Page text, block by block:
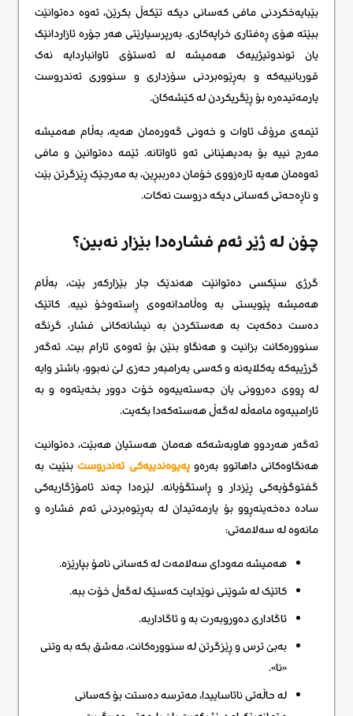
بێبایەخکردنی مافی کەسانی دیکە تێکەڵ بکرێن، ئەوە دەتوانێت
ببێتە هۆی ڕەفتاری خراپەکاری. بەرپرسیارێتی هەر جۆرە ئازاردانێک
یان توندوتیژییەک هەمیشە لە ئەستۆی تاوانباردایە نەک
قوربانییەکە و بەڕێوەبردنی سۆزداری و سنووری تەندروست
یارمەتیدەرە بۆ ڕێگریکردن لە کێشەکان.
ئێمەی مرۆڤ ئاوات و خەونی گەورەمان هەیە، بەڵام هەمیشە
مەرج نییە بۆ بەدیهێنانی ئەو ئاواتانە. ئێمە دەتوانین و مافی
ئەوەمان هەیە ئارەزووی خۆمان دەرببڕین، بە مەرجێک ڕێزگرتن بێت
و ناڕەحەتی کەسانی دیکە دروست نەکات.
چۆن لە ژێر ئەم فشارەدا بێزار نەبین؟
گرژی سێکسی دەتوانێت هەندێک جار بێزارکەر بێت، بەڵام
هەمیشە پێویستی بە وەڵامدانەوەی ڕاستەوخۆ نییە. کاتێک
دەست دەکەیت بە هەستکردن بە نیشانەکانی فشار، گرنگە
سنوورەکانت بزانیت و هەنگاو بنێن بۆ ئەوەی ئارام بیت. ئەگەر
گرژییەکە یەکلایەنە و کەسی بەرامبەر حەزی لێ نەبوو، باشتر وایە
لە ڕووی دەروونی یان جەستەییەوە خۆت دوور بخەیتەوە و بە
ئارامییەوە مامەڵە لەگەڵ هەستەکەدا بکەیت.
ئەگەر هەردوو هاوبەشەکە هەمان هەستیان هەبێت، دەتوانیت
هەنگاوەکانی داهاتوو بەرەوپەیوەندییەکی تەندروست بنێیت بە
گفتوگۆیەکی ڕێزدار و ڕاستگۆیانە. لێرەدا چەند ئامۆژگاریەکی
سادە دەخەینەڕوو بۆ یارمەتیدان لە بەڕێوەبردنی ئەم فشارە و
مانەوە لە سەلامەتی:
هەمیشە مەودای سەلامەت لە کەسانی نامۆ بپارێزە.
کاتێک لە شوێنی نوێدایت کەسێک لەگەڵ خۆت ببە.
ئاگاداری دەوروبەرت بە و ئاگاداربە.
بەبێ ترس و ڕێزگرتن لە سنوورەکانت، مەشق بکە بە وتنی
«نا».
لە حاڵەتی نائاساییدا، مەترسە دەستت بۆ کەسانی